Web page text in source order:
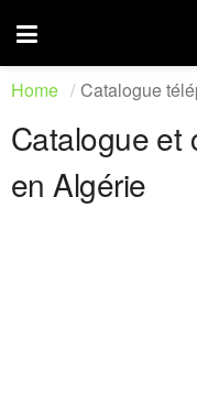
Home Catalogue
Catalogue et
en Algérie